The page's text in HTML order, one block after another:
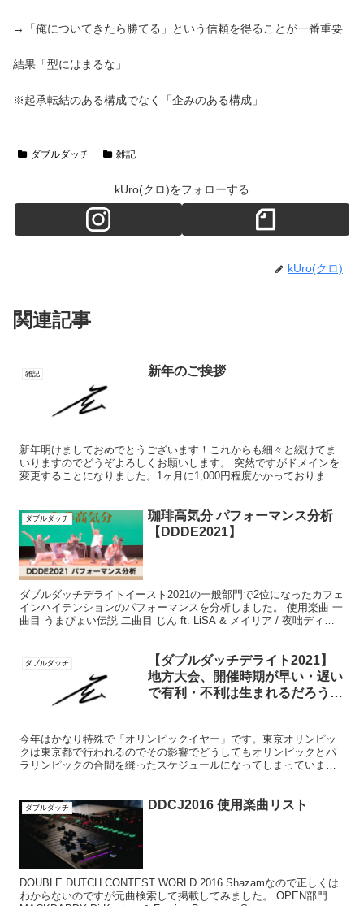
→「俺についてきたら勝てる」という信頼を得ることが一番重要
結果「型にはまるな」
※起承転結のある構成でなく「企みのある構成」
ダブルダッチ 雑記
kUro(クロ)をフォローする
kUro(クロ)
関連記事
雑記 新年のご挨拶
新年明けましておめでとうございます！これからも細々と続けてま
いりますのでどうぞよろしくお願いします。 突然ですがドメインを
変更することになりました。1ヶ月に1,000円程度かかっておりまし
ダブルダッチ
珈琲高気分 パフォーマンス分析
【DDDE2021】￼
ダブルダッチデライトイースト2021の一般部門で2位になったカフェ
インハイテンションのパフォーマンスを分析しました。 使用楽曲 一
曲目 うまぴょい伝説 二曲目 じん ft. LiSA & メイリア / 夜咄ディセ
ダブルダッチ
【ダブルダッチデライト2021】
地方大会、開催時期が早い・遅い
で有利・不利は生まれるだろう
今年はかなり特殊で「オリンピックイヤー」です。東京オリンピッ
クは東京都で行われるのでその影響でどうしてもオリンピックとパ
ラリンピックの合間を縫ったスケジュールになってしまっていま
ダブルダッチ DDCJ2016 使用楽曲リスト
DOUBLE DUTCH CONTEST WORLD 2016 Shazamなので正しくは
わからないのですが元曲検索して掲載してみました。 OPEN部門